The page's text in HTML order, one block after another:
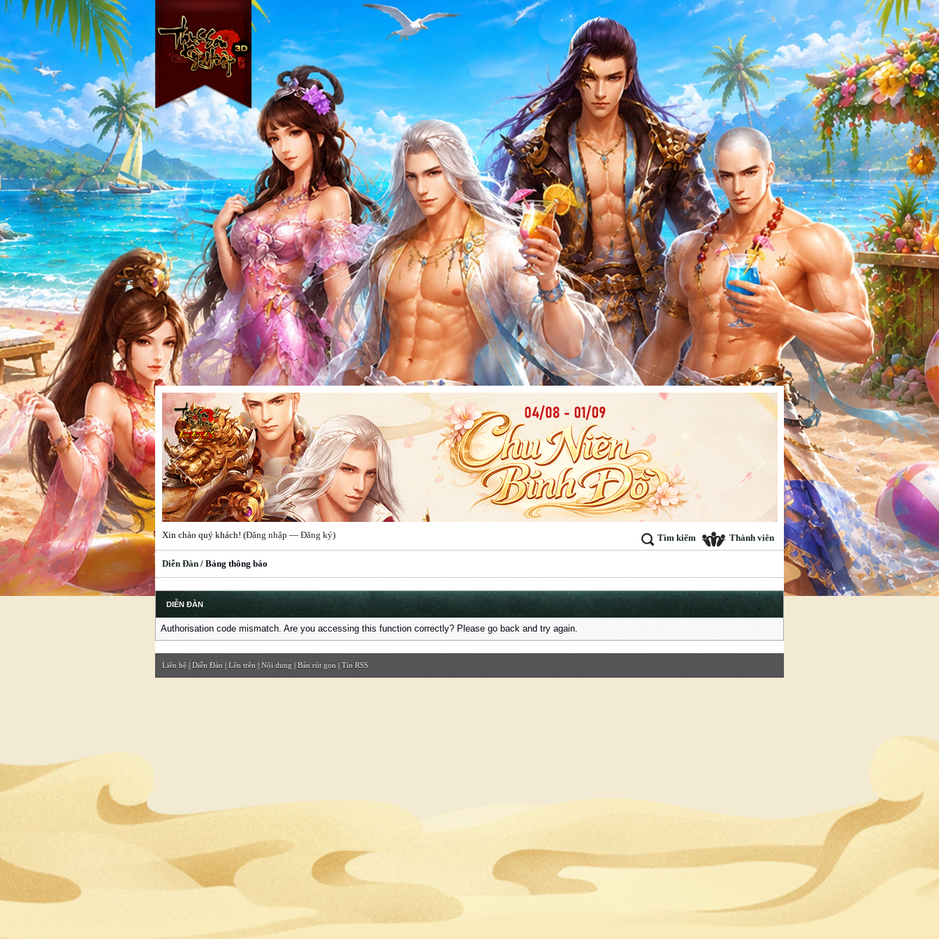
Tìm kiếm Thành viên
Xin chào quý khách! (Đăng nhập — Đăng ký)
Diễn Đàn / Bảng thông báo
DIỄN ĐÀN
Authorisation code mismatch. Are you accessing this function correctly? Please go back and try again.
Liên hệ | Diễn Đàn | Lên trên | Nội dung | Bản rút gọn | Tin RSS